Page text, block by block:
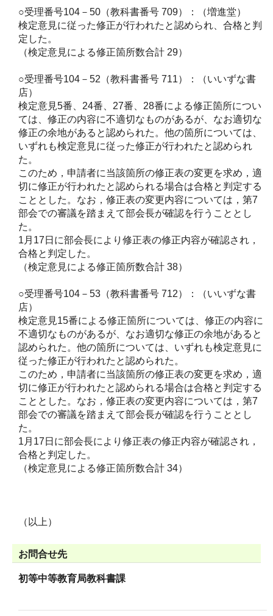
○受理番号104－50（教科書番号 709）：（増進堂）
検定意見に従った修正が行われたと認められ、合格と判
定した。
（検定意見による修正箇所数合計 29）
○受理番号104－52（教科書番号 711）：（いいずな書
店）
検定意見5番、24番、27番、28番による修正箇所につい
ては、修正の内容に不適切なものがあるが、なお適切な
修正の余地があると認められた。他の箇所については、
いずれも検定意見に従った修正が行われたと認められ
た。
このため，申請者に当該箇所の修正表の変更を求め，適
切に修正が行われたと認められる場合は合格と判定する
こととした。なお，修正表の変更内容については，第7
部会での審議を踏まえて部会長が確認を行うこととし
た。
1月17日に部会長により修正表の修正内容が確認され，
合格と判定した。
（検定意見による修正箇所数合計 38）
○受理番号104－53（教科書番号 712）：（いいずな書
店）
検定意見15番による修正箇所については、修正の内容に
不適切なものがあるが、なお適切な修正の余地があると
認められた。他の箇所については、いずれも検定意見に
従った修正が行われたと認められた。
このため，申請者に当該箇所の修正表の変更を求め，適
切に修正が行われたと認められる場合は合格と判定する
こととした。なお，修正表の変更内容については，第7
部会での審議を踏まえて部会長が確認を行うこととし
た。
1月17日に部会長により修正表の修正内容が確認され，
合格と判定した。
（検定意見による修正箇所数合計 34）
（以上）
お問合せ先
初等中等教育局教科書課